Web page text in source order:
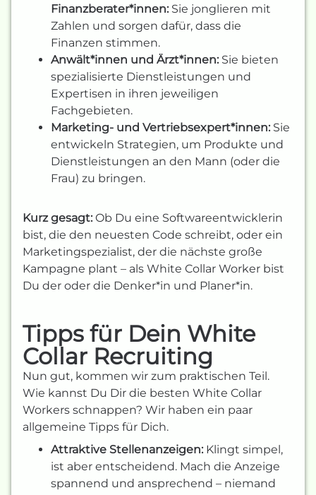
Finanzberater*innen: Sie jonglieren mit
Zahlen und sorgen dafür, dass die
Finanzen stimmen.
Anwält*innen und Ärzt*innen: Sie bieten
spezialisierte Dienstleistungen und
Expertisen in ihren jeweiligen
Fachgebieten.
Marketing- und Vertriebsexpert*innen: Sie
entwickeln Strategien, um Produkte und
Dienstleistungen an den Mann (oder die
Frau) zu bringen.
Kurz gesagt: Ob Du eine Softwareentwicklerin
bist, die den neuesten Code schreibt, oder ein
Marketingspezialist, der die nächste große
Kampagne plant – als White Collar Worker bist
Du der oder die Denker*in und Planer*in.
Tipps für Dein White
Collar Recruiting
Nun gut, kommen wir zum praktischen Teil.
Wie kannst Du Dir die besten White Collar
Workers schnappen? Wir haben ein paar
allgemeine Tipps für Dich.
Attraktive Stellenanzeigen: Klingt simpel,
ist aber entscheidend. Mach die Anzeige
spannend und ansprechend – niemand